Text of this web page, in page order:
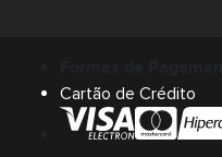
Cartão de Crédito